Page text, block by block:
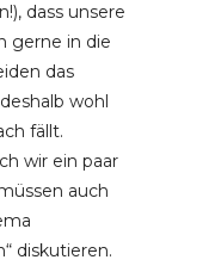
dass unsere
gerne in die
das
wohl
fällt.
wir ein paar
auch
diskutieren.